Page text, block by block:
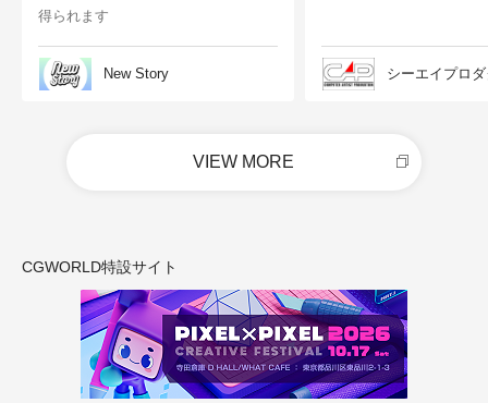
得られます
New Story シーエイプロ
VIEW MORE
CGWORLD特設サイト